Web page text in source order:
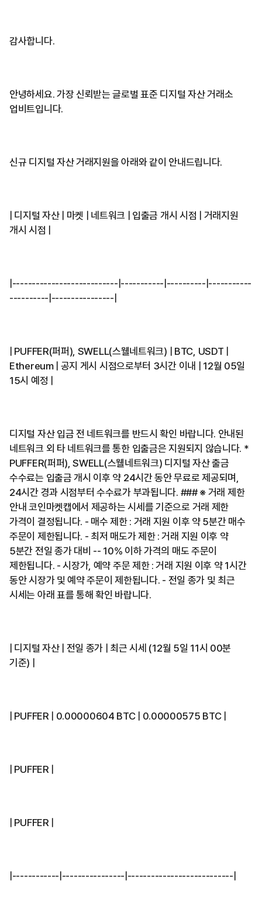
감사합니다.
안녕하세요. 가장 신뢰받는 글로벌 표준 디지털 자산 거래소
업비트입니다.
신규 디지털 자산 거래지원을 아래와 같이 안내드립니다.
| 디지털 자산 | 마켓 | 네트워크 | 입출금 개시 시점 | 거래지원
개시 시점 |
|---------------------------|-----------|----------|-----------
----------|----------------|
| PUFFER(퍼퍼), SWELL(스웰네트워크) | BTC, USDT |
Ethereum | 공지 게시 시점으로부터 3시간 이내 | 12월 05일
15시 예정 |
디지털 자산 입금 전 네트워크를 반드시 확인 바랍니다. 안내된
네트워크 외 타 네트워크를 통한 입출금은 지원되지 않습니다. *
PUFFER(퍼퍼), SWELL(스웰네트워크) 디지털 자산 출금
수수료는 입출금 개시 이후 약 24시간 동안 무료로 제공되며,
24시간 경과 시점부터 수수료가 부과됩니다. ### ※ 거래 제한
안내 코인마켓캡에서 제공하는 시세를 기준으로 거래 제한
가격이 결정됩니다. - 매수 제한 : 거래 지원 이후 약 5분간 매수
주문이 제한됩니다. - 최저 매도가 제한 : 거래 지원 이후 약
5분간 전일 종가 대비 -- 10% 이하 가격의 매도 주문이
제한됩니다. - 시장가, 예약 주문 제한 : 거래 지원 이후 약 1시간
동안 시장가 및 예약 주문이 제한됩니다. - 전일 종가 및 최근
시세는 아래 표를 통해 확인 바랍니다.
| 디지털 자산 | 전일 종가 | 최근 시세 (12월 5일 11시 00분
기준) |
| PUFFER | 0.00000604 BTC | 0.00000575 BTC |
| PUFFER |
| PUFFER |
|------------|----------------|---------------------------|